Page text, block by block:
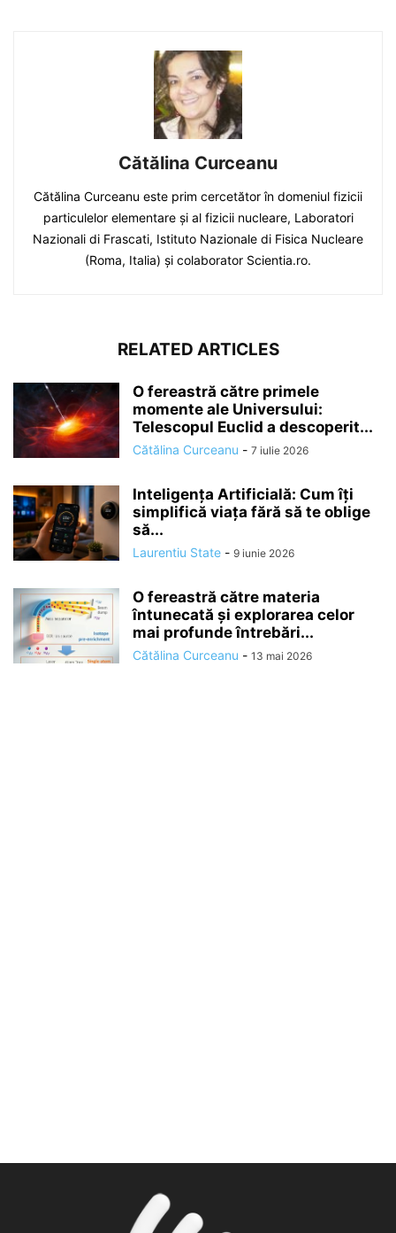
Cătălina Curceanu
Cătălina Curceanu este prim cercetător în domeniul fizicii
particulelor elementare şi al fizicii nucleare, Laboratori
Nazionali di Frascati, Istituto Nazionale di Fisica Nucleare
(Roma, Italia) şi colaborator Scientia.ro.
RELATED ARTICLES
O fereastră către primele
momente ale Universului:
Telescopul Euclid a descoperit...
Cătălina Curceanu - 7 iulie 2026
Inteligența Artificială: Cum îți
simplifică viața fără să te oblige
să...
Laurentiu State - 9 iunie 2026
O fereastră către materia
întunecată și explorarea celor
mai profunde întrebări...
Cătălina Curceanu - 13 mai 2026